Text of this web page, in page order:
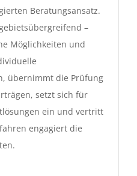
Beratungsansatz.
–
Möglichkeiten und
übernimmt die Prüfung
setzt sich für
ein und vertritt
engagiert die